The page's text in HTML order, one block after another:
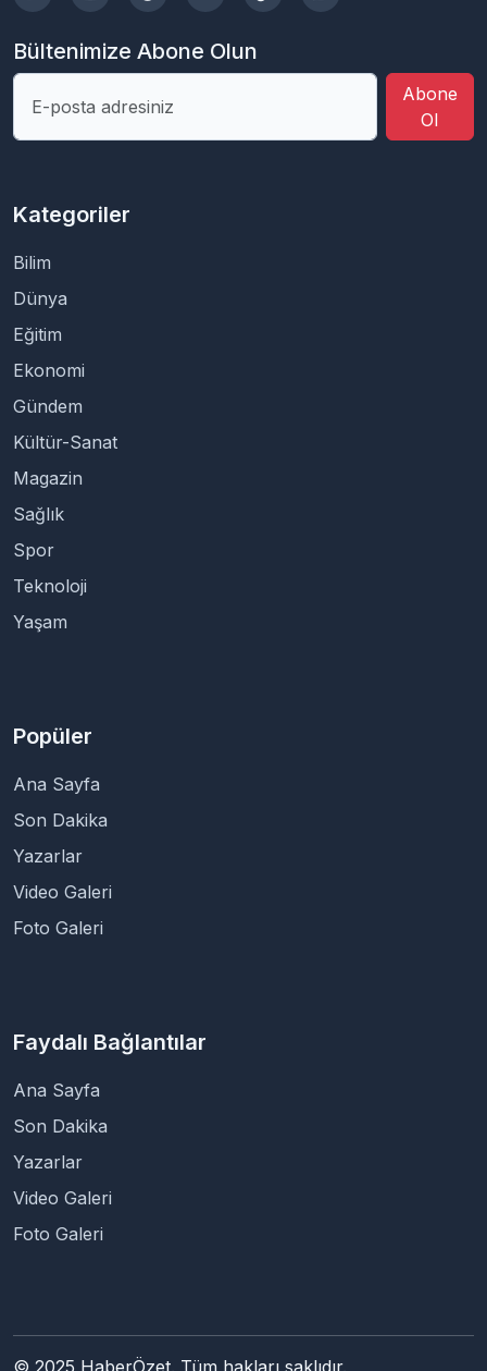
Bültenimize Abone Olun
Abone
Ol
Kategoriler
Bilim
Dünya
Eğitim
Ekonomi
Gündem
Kültür-Sanat
Magazin
Sağlık
Spor
Teknoloji
Yaşam
Popüler
Ana Sayfa
Son Dakika
Yazarlar
Video Galeri
Foto Galeri
Faydalı Bağlantılar
Ana Sayfa
Son Dakika
Yazarlar
Video Galeri
Foto Galeri
© 2025 HaberÖzet. Tüm hakları saklıdır.